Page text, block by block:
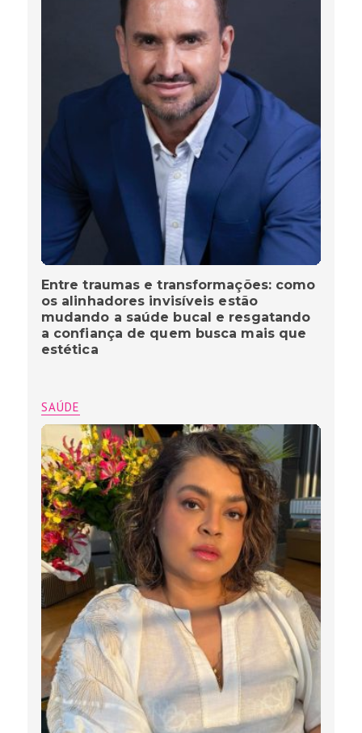
Entre traumas e transformações: como
os alinhadores invisíveis estão
mudando a saúde bucal e resgatando
a confiança de quem busca mais que
estética
SAÚDE